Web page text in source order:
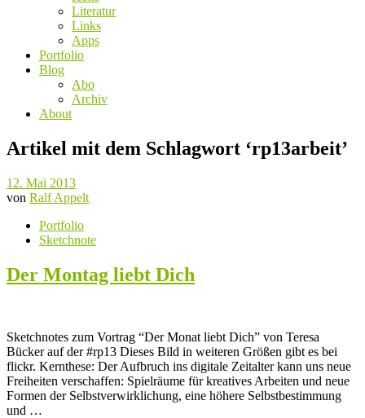
Literatur
Links
Apps
Portfolio
Blog
Abo
Archiv
About
Artikel mit dem Schlagwort ‘rp13arbeit’
12. Mai 2013
von Ralf Appelt
Portfolio
Sketchnote
Der Montag liebt Dich
Sketchnotes zum Vortrag “Der Monat liebt Dich” von Teresa
Bücker auf der #rp13 Dieses Bild in weiteren Größen gibt es bei
flickr. Kernthese: Der Aufbruch ins digitale Zeitalter kann uns neue
Freiheiten verschaffen: Spielräume für kreatives Arbeiten und neue
Formen der Selbstverwirklichung, eine höhere Selbstbestimmung
und …